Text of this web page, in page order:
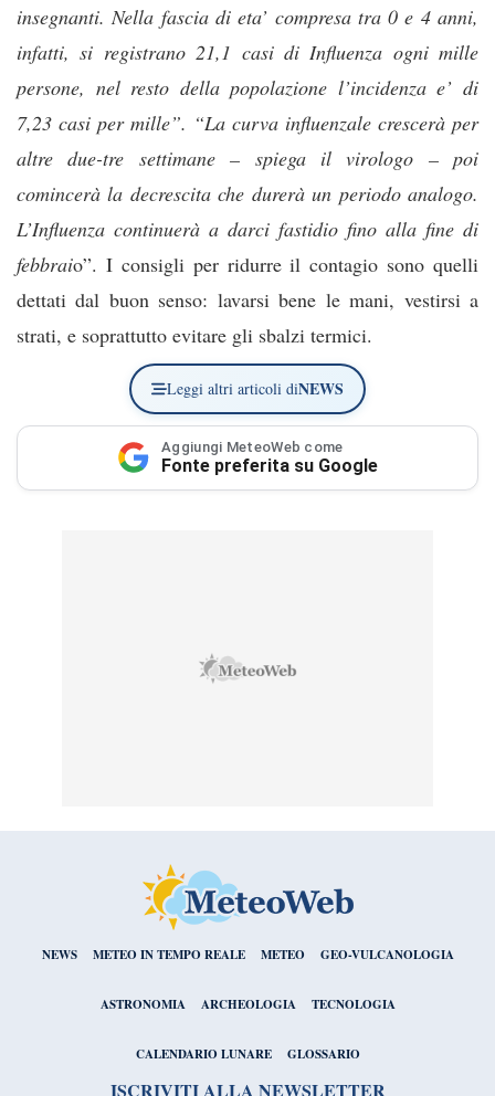
insegnanti. Nella fascia di eta’ compresa tra 0 e 4 anni,
infatti, si registrano 21,1 casi di Influenza ogni mille
persone, nel resto della popolazione l’incidenza e’ di
7,23 casi per mille”. “La curva influenzale crescerà per
altre due-tre settimane – spiega il virologo – poi
comincerà la decrescita che durerà un periodo analogo.
L’Influenza continuerà a darci fastidio fino alla fine di
febbraio”. I consigli per ridurre il contagio sono quelli
dettati dal buon senso: lavarsi bene le mani, vestirsi a
strati, e soprattutto evitare gli sbalzi termici.
Leggi altri articoli diNEWS
Aggiungi MeteoWeb come
Fonte preferita su Google
NEWS METEO IN TEMPO REALE METEO GEO-VULCANOLOGIA
ASTRONOMIA ARCHEOLOGIA TECNOLOGIA
CALENDARIO LUNARE GLOSSARIO
ISCRIVITI ALLA NEWSLETTER